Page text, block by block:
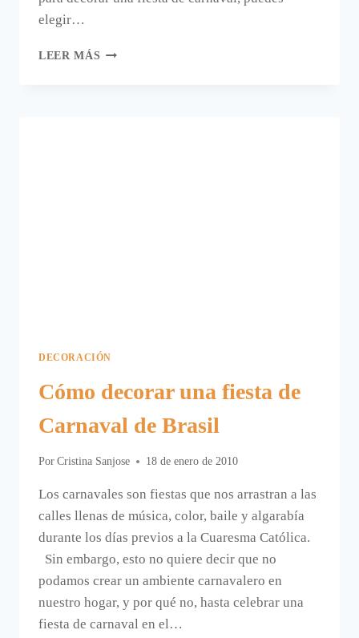
elegir…
LEER MÁS UNA
DECORACIÓN
Cómo decorar una fiesta de
Carnaval de Brasil
Por Cristina Sanjose 18 de enero de 2010
Los carnavales son fiestas que nos arrastran a las
calles llenas de música, color, baile y algarabía
durante los días previos a la Cuaresma Católica.
Sin embargo, esto no quiere decir que no
podamos crear un ambiente carnavalero en
nuestro hogar, y por qué no, hasta celebrar una
fiesta de carnaval en el…